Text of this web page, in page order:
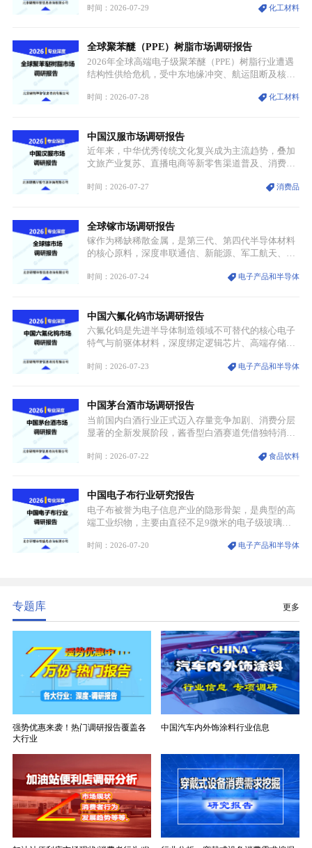
需格局重构、价值体系重估的新阶段。钼是典型难熔
贯穿传统工业、高端制造、军工、新能源等多个核心
产业，成为现代工业体系中不可或缺的基础材料。
时间：2026-07-29 化工材料
全球聚苯醚（PPE）树脂市场调研报告
2026年全球高端电子级聚苯醚（PPE）树脂行业遭遇
结构性供给危机，受中东地缘冲突、航运阻断及核心
停产，行业长期维持寡头垄断的供应链格局彻底瓦
价无市”的供给真空，并沿高频覆铜板、PCB电路板向
AI服务器、5G基站等高端电子终端持续传导，全产业
链生产、成本、交付均承受巨大压力。
时间：2026-07-28 化工材料
中国汉服市场调研报告
近年来，中华优秀传统文化复兴成为主流趋势，叠加
文旅产业复苏、直播电商等新零售渠道普及、消费群
服不再局限于传统节日、古风活动等小众场景，逐步
重要载体。同时，行业标准落地、生产技术升级、原
创设计能力提升，进一步夯实产业发展根基，吸引传
统服饰品牌、文旅企业等跨界入局，市场活力持续释
时间：2026-07-27 消费品
全球镓市场调研报告
镓作为稀缺稀散金属，是第三代、第四代半导体材料
的核心原料，深度串联通信、新能源、军工航天、光
与大国科技博弈的关键战略资源。镓并非传统大宗金
领域渗透”的战略体系，成为全球科技产业运转的刚
需资源。
时间：2026-07-24 电子产品和半导体
中国六氟化钨市场调研报告
六氟化钨是先进半导体制造领域不可替代的核心电子
特气与前驱体材料，深度绑定逻辑芯片、高端存储芯
沉积（CVD）、原子层沉积（ALD）工艺专用前驱体
密制造流程。
时间：2026-07-23 电子产品和半导体
中国茅台酒市场调研报告
当前国内白酒行业正式迈入存量竞争加剧、消费分层
显著的全新发展阶段，酱香型白酒赛道凭借独特消费
道。贵州茅台凭借独一无二的核心产区壁垒、刚性产
业。
时间：2026-07-22 食品饮料
中国电子布行业研究报告
电子布被誉为电子信息产业的隐形骨架，是典型的高
端工业织物，主要由直径不足9微米的电子级玻璃纤
生产制造过程中不可或缺的核心基材。电子布具备高
时间：2026-07-20 电子产品和半导体
专题库 更多
强势优惠来袭！热门调研报告覆盖各
大行业
中国汽车内外饰涂料行业信息